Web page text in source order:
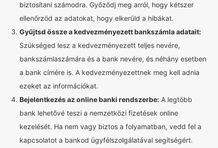
biztosítani számodra. Győződj meg arról, hogy kétszer
ellenőrzöd az adatokat, hogy elkerüld a hibákat.
Gyűjtsd össze a kedvezményezett bankszámla adatait:
Szükséged lesz a kedvezményezett teljes nevére,
bankszámlaszámára és a bank nevére, és néhány esetben
a bank címére is. A kedvezményezettnek meg kell adnia
ezeket az információkat.
Bejelentkezés az online banki rendszerbe: A legtöbb
bank lehetővé teszi a nemzetközi fizetések online
kezelését. Ha nem vagy biztos a folyamatban, vedd fel a
kapcsolatot a bankod ügyfélszolgálatával segítségért.